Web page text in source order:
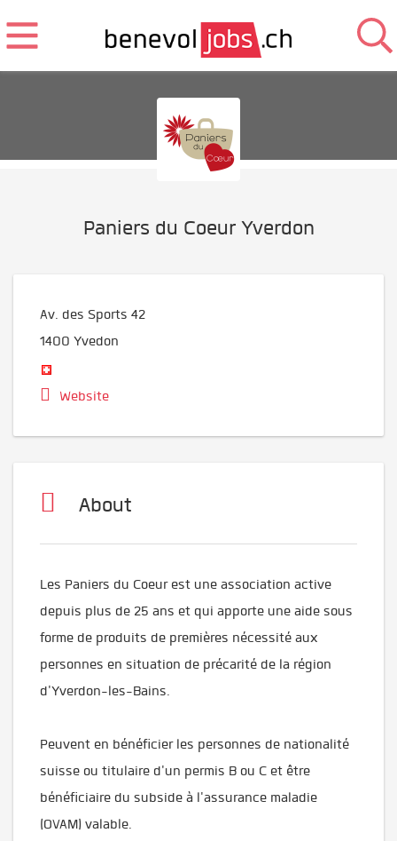
Paniers du Coeur Yverdon
Av. des Sports 42
1400 Yvedon
Website
About
Les Paniers du Coeur est une association active
depuis plus de 25 ans et qui apporte une aide sous
forme de produits de premières nécessité aux
personnes en situation de précarité de la région
d'Yverdon-les-Bains.
Peuvent en bénéficier les personnes de nationalité
suisse ou titulaire d'un permis B ou C et être
bénéficiaire du subside à l'assurance maladie
(OVAM) valable.